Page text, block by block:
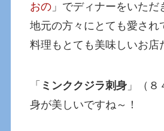
おの 」でディナーをいただ
地元の方々にとても愛され
料理もとても美味しいお店
「 ミンククジラ刺身 」（８
身が美しいですね～！